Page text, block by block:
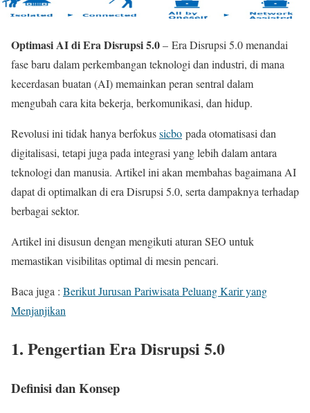
Optimasi AI di Era Disrupsi 5.0– Era Disrupsi 5.0 menandai
fase baru dalam perkembangan teknologi dan industri, di mana
kecerdasan buatan (AI) memainkan peran sentral dalam
mengubah cara kita bekerja, berkomunikasi, dan hidup.
Revolusi ini tidak hanya berfokussicbo pada otomatisasi dan
digitalisasi, tetapi juga pada integrasi yang lebih dalam antara
teknologi dan manusia. Artikel ini akan membahas bagaimana AI
dapat di optimalkan di era Disrupsi 5.0, serta dampaknya terhadap
berbagai sektor.
Artikel ini disusun dengan mengikuti aturan SEO untuk
memastikan visibilitas optimal di mesin pencari.
Baca juga : Berikut Jurusan Pariwisata Peluang Karir yang
Menjanjikan
1. Pengertian Era Disrupsi 5.0
Definisi dan Konsep